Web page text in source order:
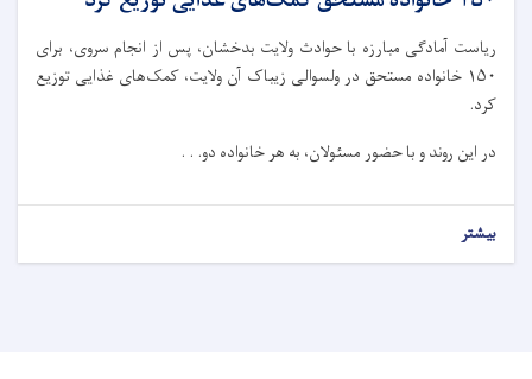
ریاست آمادگی مبارزه با حوادث ولایت بدخشان، پس از انجام سروی، برای
۱۵۰ خانواده مستحق در ولسوالی زیباک آن ولایت، کمک‌های غذایی توزیع
کرد.
در این روند و با حضور مسئولان، به هر خانواده دو. . .
بیشتر